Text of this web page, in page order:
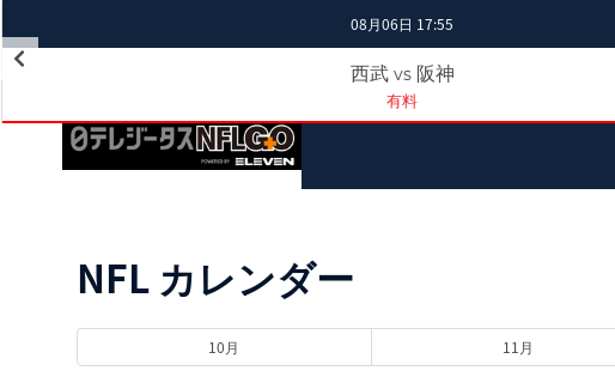
08月06日 17:55
西武 vs 阪神
有料
NFL カレンダー
10月 11月